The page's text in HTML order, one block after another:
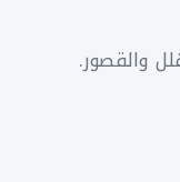
والقصور.